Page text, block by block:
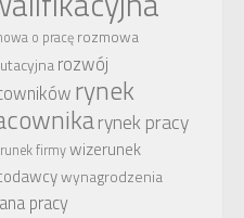
o pracę rozmowa
rozwój
rynek
rynek pracy
firmywizerunek
wynagrodzenia
pracy